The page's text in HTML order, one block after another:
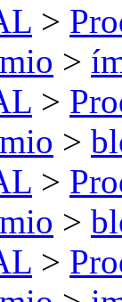
>
>
>
>
>
>
>